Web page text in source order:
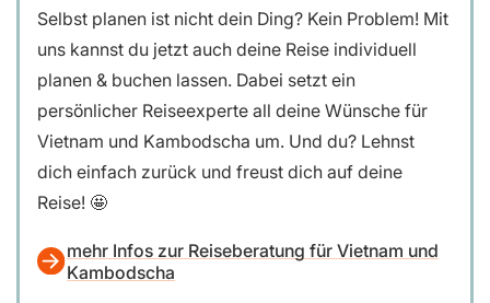
Selbst planen ist nicht dein Ding? Kein Problem! Mit
uns kannst du jetzt auch deine Reise individuell
planen & buchen lassen. Dabei setzt ein
persönlicher Reiseexperte all deine Wünsche für
Vietnam und Kambodscha um. Und du? Lehnst
dich einfach zurück und freust dich auf deine
Reise! 🤩
mehr Infos zur Reiseberatung für Vietnam und
Kambodscha